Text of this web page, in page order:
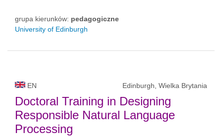
grupa kierunków: pedagogiczne
University of Edinburgh
EN Edinburgh, Wielka Brytania
Doctoral Training in Designing
Responsible Natural Language
Processing